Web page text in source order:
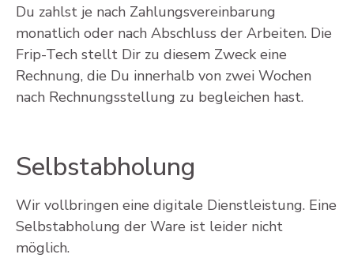
Du zahlst je nach Zahlungsvereinbarung
monatlich oder nach Abschluss der Arbeiten. Die
Frip-Tech stellt Dir zu diesem Zweck eine
Rechnung, die Du innerhalb von zwei Wochen
nach Rechnungsstellung zu begleichen hast.
Selbstabholung
Wir vollbringen eine digitale Dienstleistung. Eine
Selbstabholung der Ware ist leider nicht
möglich.